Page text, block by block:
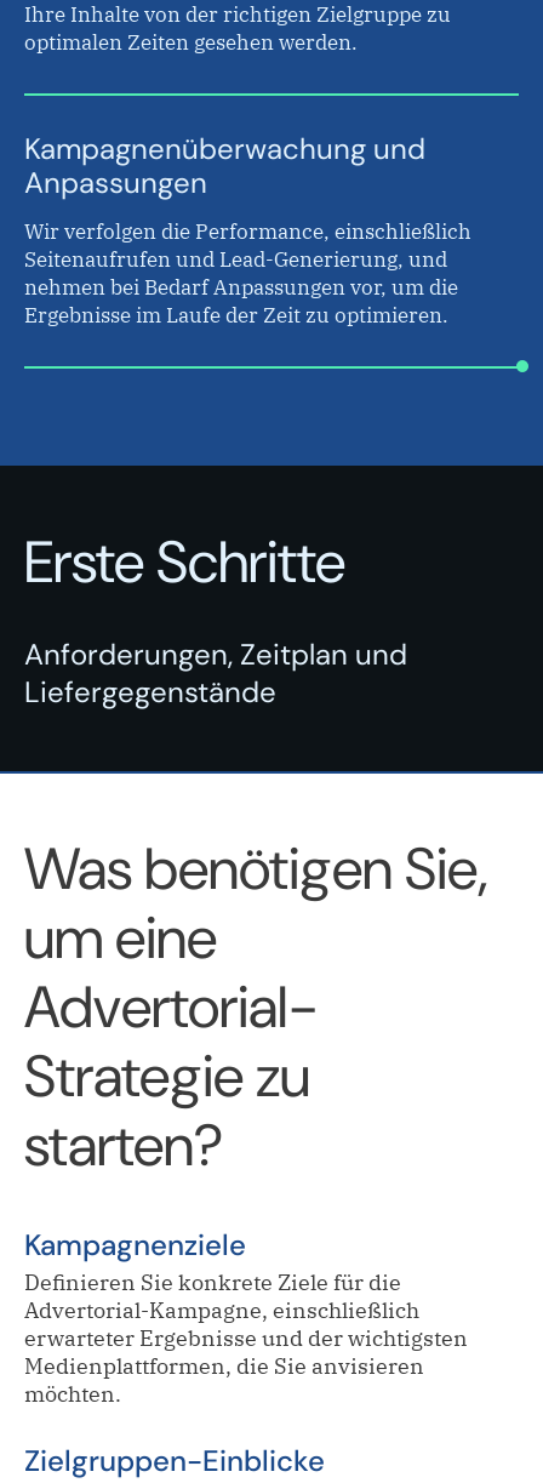
Ihre Inhalte von der richtigen Zielgruppe zu
optimalen Zeiten gesehen werden.
Kampagnenüberwachung und
Anpassungen
Wir verfolgen die Performance, einschließlich
Seitenaufrufen und Lead-Generierung, und
nehmen bei Bedarf Anpassungen vor, um die
Ergebnisse im Laufe der Zeit zu optimieren.
Erste Schritte
Anforderungen, Zeitplan und
Liefergegenstände
Was benötigen Sie,
um eine
Advertorial-
Strategie zu
starten?
Kampagnenziele
Definieren Sie konkrete Ziele für die
Advertorial-Kampagne, einschließlich
erwarteter Ergebnisse und der wichtigsten
Medienplattformen, die Sie anvisieren
möchten.
Zielgruppen-Einblicke